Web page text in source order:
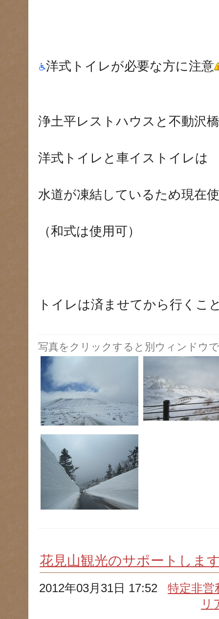
洋式トイレが必要な方に注意
浄土平レストハウスと不動沢
洋式トイレと車イストイレは
水道が凍結しているため現在
（和式は使用可）
トイレは済ませてから行くこ
写真をクリックすると別ウィンドウ
花見山観光のサポートしま
2012年03月31日 17:52特定非
リ